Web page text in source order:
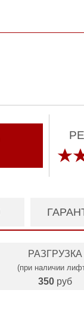
РАЗГРУЗКА
(при наличии
350 руб